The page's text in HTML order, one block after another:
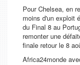
Pour Chelsea, en
moins d'un exploit
du Final 8 au
remonter une
finale retour le 8
Africa24monde